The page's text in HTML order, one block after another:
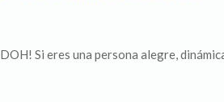
Si eres una persona alegre,